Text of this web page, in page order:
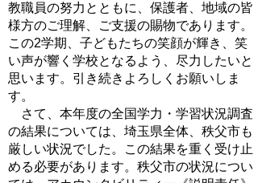
教職員の努力とともに、保護者、地域の皆
様方のご理解、ご支援の賜物であります。
この2学期、子どもたちの笑顔が輝き、笑
い声が響く学校となるよう、尽力したいと
思います。引き続きよろしくお願いしま
す。
さて、本年度の全国学力・学習状況調査
の結果については、埼玉県全体、秩父市も
厳しい状況でした。この結果を重く受け止
める必要があります。秩父市の状況につい